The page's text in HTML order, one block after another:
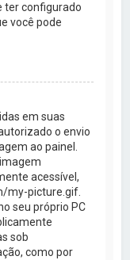
ter configurado
você pode
em suas
o envio
ao painel.
acessível,
my-picture.gif.
seu próprio PC
sob
como por